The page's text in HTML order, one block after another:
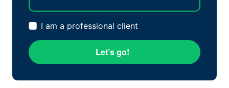
I am a professional client
Let’s go!